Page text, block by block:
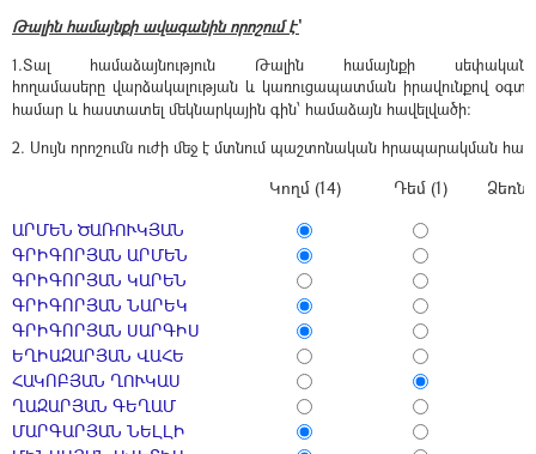
Թալին համայնքի ավագանին որոշում է`
1.Տալ համաձայնություն Թալին համայնքի
հողամասերը վարձակալության և կառուցապատման իրավունքով
համար և հաստատել մեկնարկային գին՝ համաձայն հավելվածի:
2. Սույն որոշումն ուժի մեջ է մտնում պաշտոնական հրապարակման
Կողմ (14) Դեմ (1)
ԱՐՄԵՆ ԾԱՌՈՒԿՅԱՆ
ԳՐԻԳՈՐՅԱՆ ԱՐՄԵՆ
ԳՐԻԳՈՐՅԱՆ ԿԱՐԵՆ
ԳՐԻԳՈՐՅԱՆ ՆԱՐԵԿ
ԳՐԻԳՈՐՅԱՆ ՍԱՐԳԻՍ
ԵՂԻԱԶԱՐՅԱՆ ՎԱՀԵ
ՀԱԿՈԲՅԱՆ ՂՈՒԿԱՍ
ՂԱԶԱՐՅԱՆ ԳԵՂԱՄ
ՄԱՐԳԱՐՅԱՆ ՆԵԼԼԻ